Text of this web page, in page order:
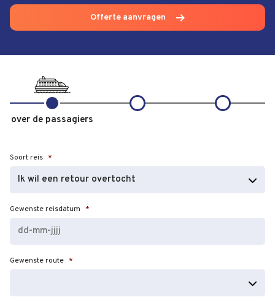
Offerte aanvragen
over de passagiers
Soort reis *
Gewenste reisdatum *
dash
Gewenste route *